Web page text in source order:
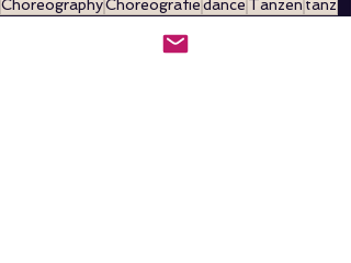
ChoreographyChoreografiedance Tanzen tanz